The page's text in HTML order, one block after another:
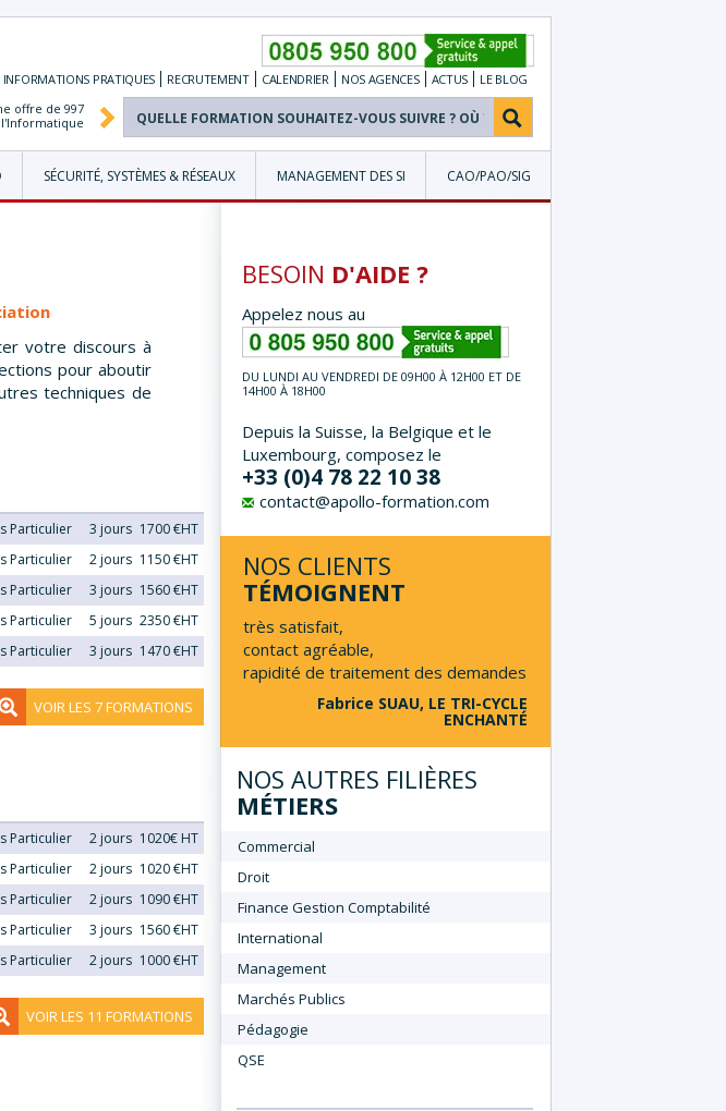
INFORMATIONS PRATIQUES RECRUTEMENT CALENDRIER NOS AGENCES ACTUS
LE BLOG
offre de 997
SÉCURITÉ, SYSTÈMES & RÉSEAUX MANAGEMENT DES SI CAO/PAO/SIG
votre discours à
pour aboutir
techniques de
Particulier 3 jours 1700 €HT
Particulier 2 jours 1150 €HT
Particulier 3 jours 1560 €HT
Particulier 5 jours 2350 €HT
Particulier 3 jours 1470 €HT
VOIR LES 7 FORMATIONS
Particulier 2 jours 1020€ HT
Particulier 2 jours 1020 €HT
Particulier 2 jours 1090 €HT
Particulier 3 jours 1560 €HT
Particulier 2 jours 1000 €HT
VOIR LES 11 FORMATIONS
BESOIN D'AIDE ?
Appelez nous au
DU LUNDI AU VENDREDI DE 09H00 À 12H00 ET DE
14H00 À 18H00
Depuis la Suisse, la Belgique et le
Luxembourg, composez le
+33 (0)4 78 22 10 38
contact@apollo-formation.com
NOS CLIENTS
TÉMOIGNENT
très satisfait,
contact agréable,
rapidité de traitement des demandes
Fabrice SUAU, LE TRI-CYCLE
ENCHANTÉ
NOS AUTRES FILIÈRES
MÉTIERS
Commercial
Droit
Finance Gestion Comptabilité
International
Management
Marchés Publics
Pédagogie
QSE